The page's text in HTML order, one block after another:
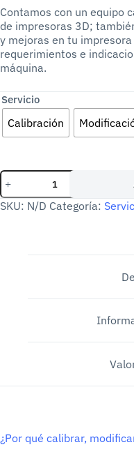
$
Contamos con un equipo
de impresoras 3D;
y mejoras en tu
requerimientos e
máquina.
Servicio
Calibración
Calibración,
modificaciones
y
mejoras
SKU: N/D Categoría:
¿Por qué calibrar,